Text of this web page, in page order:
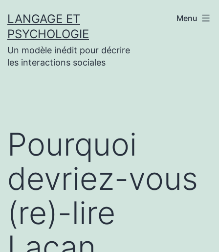
au
contenu
LANGAGE ET
PSYCHOLOGIE
Un modèle inédit pour décrire
les interactions sociales
Menu
Pourquoi
devriez-vous
(re)-lire